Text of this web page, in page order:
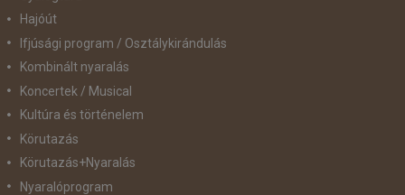
Hajóút
Ifjúsági program / Osztálykirándulás
Kombinált nyaralás
Koncertek / Musical
Kultúra és történelem
Körutazás
Körutazás+Nyaralás
Nyaralóprogram